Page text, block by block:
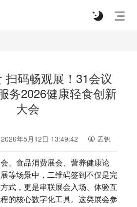
扫码畅观展！31会议
务2026健康轻食创新
大会
2026年5月12日 13:49:42 孟钒
、食品消费展会、营养健康论
等场景中，二维码签到不仅是完
式，更是串联展会入场、体验互
的核心数字化工具。这类展会参